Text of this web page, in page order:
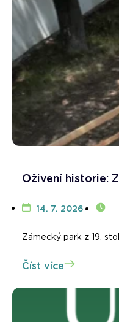
Oživení historie:
14. 7. 2026
Zámecký park z 19.
Číst více